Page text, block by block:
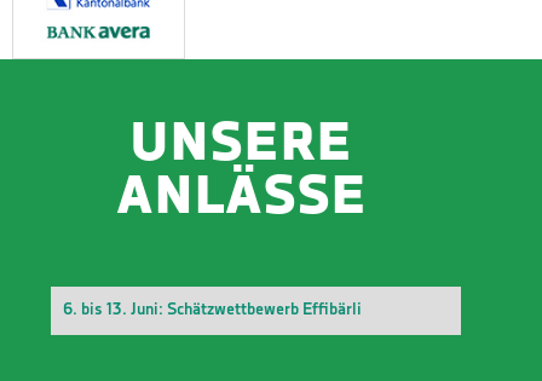
UNSERE
ANLÄSSE
6. bis 13. Juni: Schätzwettbewerb Effibärli